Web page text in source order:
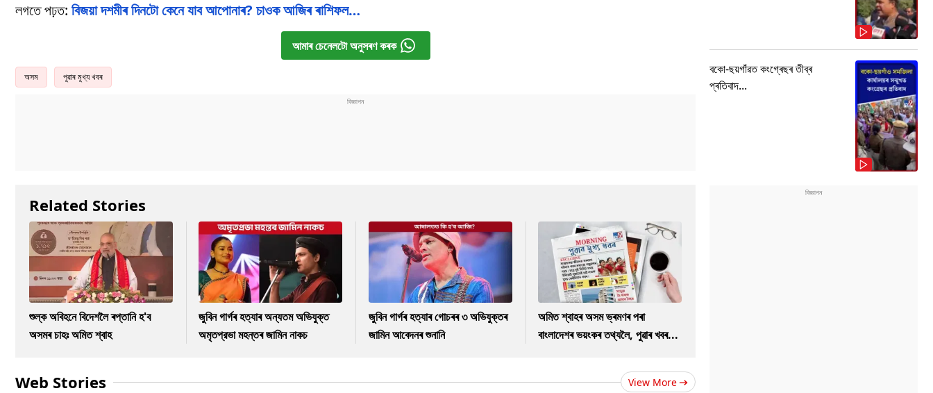
লগতে পঢ়ত: বিজয়া দশমীৰ দিনটো কেনে যাব আপোনাৰ? চাওক আজিৰ ৰাশিফল…
আমাৰ চেনেলটো অনুসৰণ কৰক
অসম পুৱাৰ মুখ্য খবৰ
Related Stories
শুল্ক অবিহনে বিদেশলৈ ৰপ্তানি হ'ব
অসমৰ চাহঃ অমিত শ্বাহ
জুবিন গাৰ্গৰ হত্যাৰ অন্যতম অভিযুক্ত
অমৃতপ্রভা মহন্তৰ জামিন নাকচ
জুবিন গাৰ্গৰ হত্যাৰ গোচৰৰ ৩ অভিযুক্তৰ
জামিন আবেদনৰ শুনানি
অমিত শ্বাহৰ অসম ভ্ৰমণৰ পৰা
বাংলাদেশৰ ভয়ংকৰ তথ্যলৈ, পুৱাৰ খবৰ...
Web Stories View More
বকো-ছয়গাঁৱত কংগ্ৰেছৰ তীব্ৰ
প্ৰতিবাদ...